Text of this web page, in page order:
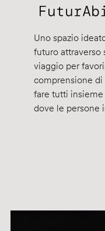
Uno spazio
futuro attraverso
viaggio per
comprensione di
fare tutti insieme
dove le persone